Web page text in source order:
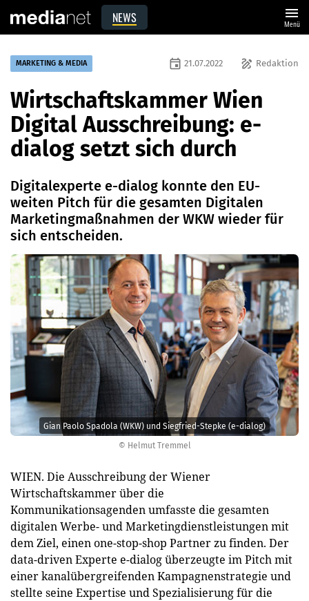
NEWS menu
Menü
© Helmut Tremmel
Gian Paolo Spadola (WKW) und Siegfried-Stepke (e-dialog)
MARKETING & MEDIA draw Redaktion
event 21.07.2022
Wirtschaftskammer Wien
Digital Ausschreibung: e-
dialog setzt sich durch
Digitalexperte e-dialog konnte den EU-
weiten Pitch für die gesamten Digitalen
Marketingmaßnahmen der WKW wieder für
sich entscheiden.
WIEN. Die Ausschreibung der Wiener
Wirtschaftskammer über die
Kommunikationsagenden umfasste die gesamten
digitalen Werbe- und Marketingdienstleistungen mit
dem Ziel, einen one-stop-shop Partner zu finden. Der
data-driven Experte e-dialog überzeugte im Pitch mit
einer kanalübergreifenden Kampagnenstrategie und
stellte seine Expertise und Spezialisierung für die